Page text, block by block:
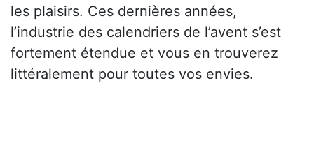
les plaisirs. Ces dernières années,
l’industrie des calendriers de l’avent s’est
fortement étendue et vous en trouverez
littéralement pour toutes vos envies.